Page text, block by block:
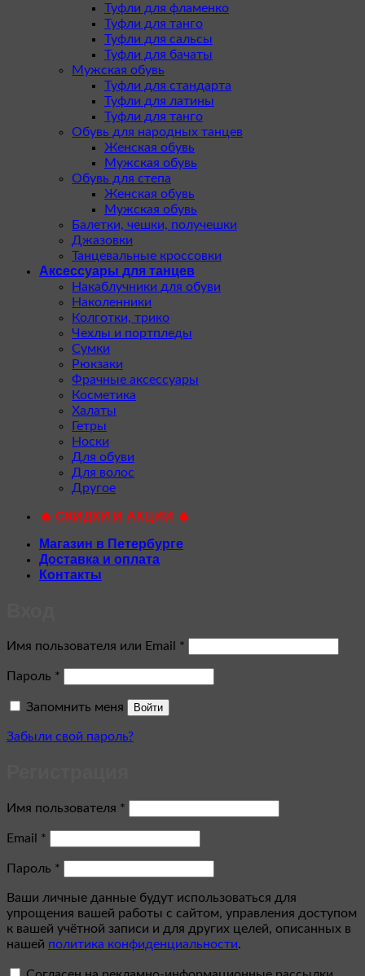
Туфли для фламенко
Туфли для танго
Туфли для сальсы
Туфли для бачаты
Мужская обувь
Туфли для стандарта
Туфли для латины
Туфли для танго
Обувь для народных танцев
Женская обувь
Мужская обувь
Обувь для степа
Женская обувь
Мужская обувь
Балетки, чешки, получешки
Джазовки
Танцевальные кроссовки
Аксессуары для танцев
Накаблучники для обуви
Наколенники
Колготки, трико
Чехлы и портпледы
Сумки
Рюкзаки
Фрачные аксессуары
Косметика
Халаты
Гетры
Носки
Для обуви
Для волос
Другое
🔥 СКИДКИ И АКЦИИ 🔥
Магазин в Петербурге
Доставка и оплата
Контакты
Имя пользователя или Email *
Пароль *
Запомнить меня Войти
Забыли свой пароль?
Имя пользователя *
Email *
Пароль *
Ваши личные данные будут использоваться для
упрощения вашей работы с сайтом, управления доступом
к вашей учётной записи и для других целей, описанных в
нашей политика конфиденциальности.